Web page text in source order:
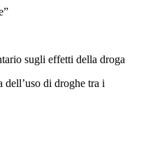
sugli effetti della droga
di droghe tra i